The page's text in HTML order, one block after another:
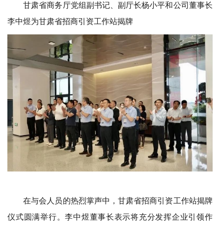
甘肃省商务厅党组副书记、副厅长杨小平和公司董事长
李中煜为甘肃省招商引资工作站揭牌
在与会人员的热烈掌声中，甘肃省招商引资工作站揭牌
仪式圆满举行。李中煜董事长表示将充分发挥企业引领作